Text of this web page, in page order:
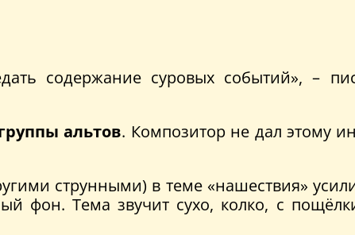
содержание суровых событий», –
альтов. Композитор не дал этому
струнными) в теме «нашествия»
фон. Тема звучит сухо, колко, с